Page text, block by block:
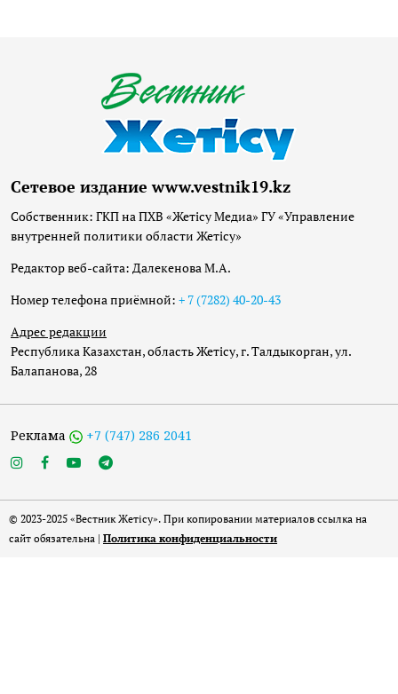
Сетевое издание www.vestnik19.kz
Собственник: ГКП на ПХВ «Жетісу Медиа» ГУ «Управление
внутренней политики области Жетісу»
Редактор веб-сайта: Далекенова М.А.
Номер телефона приёмной: + 7 (7282) 40-20-43
Адрес редакции
Республика Казахстан, область Жетісу, г. Талдыкорган, ул.
Балапанова, 28
Реклама +7 (747) 286 2041
© 2023-2025 «Вестник Жетісу». При копировании материалов ссылка на
сайт обязательна | Политика конфиденциальности